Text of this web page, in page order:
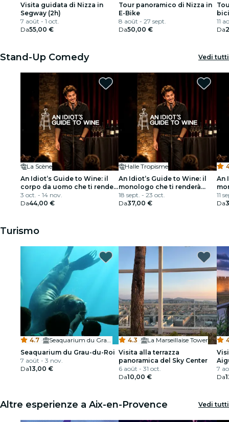
Visita guidata di Nizza in
Segway (2h)
7 août - 1 oct.
Da55,00 €
Tour panoramico di Nizza in
E-Bike
8 août - 27 sept.
Da50,00 €
11
Da
Stand-Up Comedy Vedi tutti
La Scène
An Idiot’s Guide to Wine: il
corpo da uomo che ti rende
interessante a una festa
3 oct. - 14 nov.
Da44,00 €
Halle Tropisme
An Idiot’s Guide to Wine: il
monologo che ti renderà
interessante a una festa
18 sept. - 23 oct.
Da37,00 €
An
11
Da
Turismo
4.7 ·
Seaquarium du Grau-du-Roi
7 août - 3 nov.
Da13,00 €
4.3 ·
La Marseillaise Tower
Visita alla terrazza
panoramica del Sky Center
6 août - 31 oct.
Da10,00 €
7
Da
Altre esperienze a Aix-en-Provence Vedi tutti